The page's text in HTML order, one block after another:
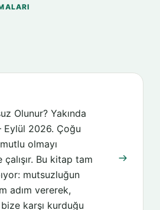
Olunur? Yakında
2026. Çoğu
olmayı
Bu kitap tam
mutsuzluğun
adım vererek,
karşı kurduğu